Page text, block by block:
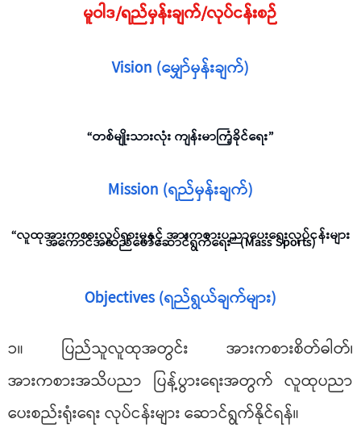
မူဝါဒ/ရည်မှန်းချက်/လုပ်ငန်းစဉ်
Vision (မျှော်မှန်းချက်)
“တစ်မျိုးသားလုံး ကျန်းမာကြံ့ခိုင်ရေး”
Mission (ရည်မှန်းချက်)
“လူထုအားကစားလှုပ်ရှားမှုနှင့် အားကစားပညာပေးရေးလုပ်ငန်းများ
အကောင်အထည်ဖော်ဆောင်ရွက်ရေး” (Mass Sports)
Objectives (ရည်ရွယ်ချက်များ)
၁။ ပြည်သူလူထုအတွင်း အားကစားစိတ်ဓါတ်၊
အားကစားအသိပညာ ပြန့်ပွားရေးအတွက် လူထုပညာ
ပေးစည်းရုံးရေး လုပ်ငန်းများ ဆောင်ရွက်နိုင်ရန်။